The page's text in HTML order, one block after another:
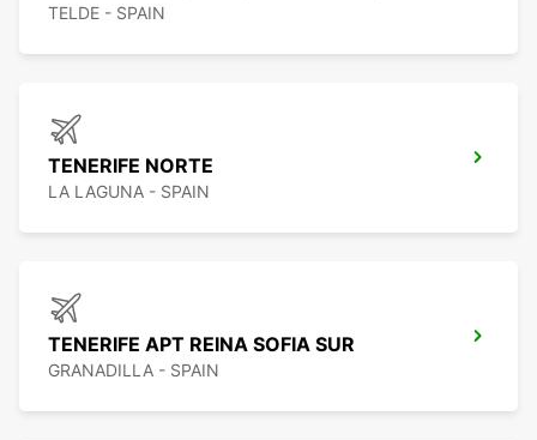
TELDE - SPAIN
TENERIFE NORTE
LA LAGUNA - SPAIN
TENERIFE APT REINA SOFIA SUR
GRANADILLA - SPAIN